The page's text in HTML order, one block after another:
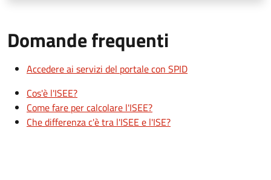
Domande frequenti
Accedere ai servizi del portale con SPID
Cos'è l'ISEE?
Come fare per calcolare l'ISEE?
Che differenza c'è tra l'ISEE e l'ISE?